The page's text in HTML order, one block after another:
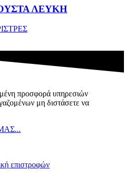
ΛΕΥΚΗ
προσφορά υπηρεσιών
μη διστάσετε να
επιστροφών